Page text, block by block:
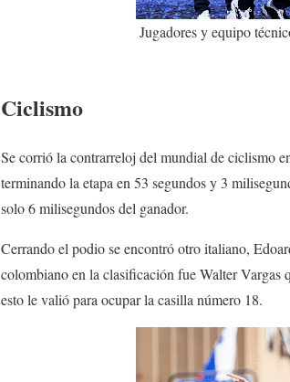
Jugadores y equipo
Ciclismo
Se corrió la contrarreloj del mundial de ciclismo
terminando la etapa en 53 segundos y 3
solo 6 milisegundos del ganador.
Cerrando el podio se encontró otro italiano,
colombiano en la clasificación fue Walter Vargas
esto le valió para ocupar la casilla número 18.